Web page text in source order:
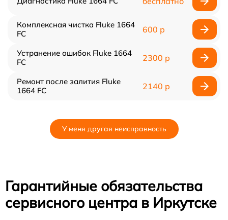
Комплексная чистка Fluke 1664
FC
600 р
Устранение ошибок Fluke 1664
FC
2300 р
Ремонт после залития Fluke
1664 FC
2140 р
У меня другая неисправность
Гарантийные обязательства
сервисного центра в Иркутске